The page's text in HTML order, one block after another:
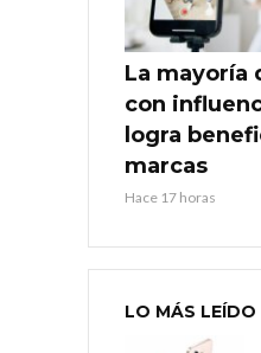
La mayoría
con
logra
marcas
Hace 17 horas
LO MÁS